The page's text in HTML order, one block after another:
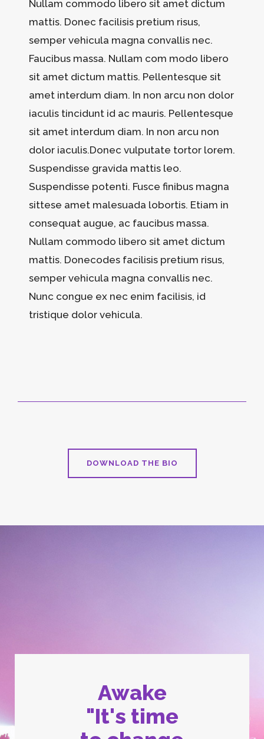
Nullam commodo libero sit amet dictum
mattis. Donec facilisis pretium risus,
semper vehicula magna convallis nec.
Faucibus massa. Nullam com modo libero
sit amet dictum mattis. Pellentesque sit
amet interdum diam. In non arcu non dolor
iaculis tincidunt id ac mauris. Pellentesque
sit amet interdum diam. In non arcu non
dolor iaculis.Donec vulputate tortor lorem.
Suspendisse gravida mattis leo.
Suspendisse potenti. Fusce finibus magna
sittese amet malesuada lobortis. Etiam in
consequat augue, ac faucibus massa.
Nullam commodo libero sit amet dictum
mattis. Donecodes facilisis pretium risus,
semper vehicula magna convallis nec.
Nunc congue ex nec enim facilisis, id
tristique dolor vehicula.
DOWNLOAD THE BIO
Awake
"It's time